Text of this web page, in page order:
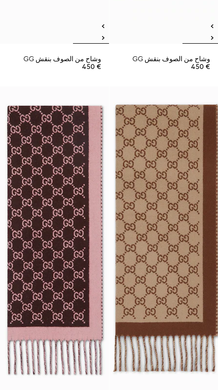
وشاح من الصوف بنقش GG
€ 450
وشاح من الصوف بنقش GG
€ 450